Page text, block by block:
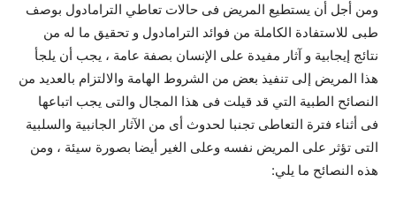
ومن أجل أن يستطيع المريض فى حالات تعاطي الترامادول بوصف
طبى للاستفادة الكاملة من فوائد الترامادول و تحقيق ما له من
نتائج إيجابية و آثار مفيدة على الإنسان بصفة عامة ، يجب أن يلجأ
هذا المريض إلى تنفيذ بعض من الشروط الهامة والالتزام بالعديد من
النصائح الطبية التي قد قيلت فى هذا المجال والتى يجب اتباعها
فى أثناء فترة التعاطى تجنبا لحدوث أى من الآثار الجانبية والسلبية
التى تؤثر على المريض نفسه وعلى الغير أيضا بصورة سيئة ، ومن
هذه النصائح ما يلي: